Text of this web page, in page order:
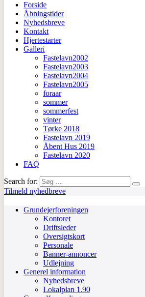
Forside
Åbningstider
Nyhedsbreve
Kontakt
Hjertestarter
Galleri
Fastelavn2002
Fastelavn2003
Fastelavn2004
Fastelavn2005
foraar
sommer
sommerfest
vinter
Tørke 2018
Fastelavn 2019
Åbent Hus 2019
Fastelavn 2020
FAQ
Search for:
Tilmeld nyhedbreve
Grundejerforeningen
Kontoret
Driftsleder
Oversigtskort
Personale
Banner-annoncer
Udlejning
Generel information
Nyhedsbreve
Lokalplan 1.90